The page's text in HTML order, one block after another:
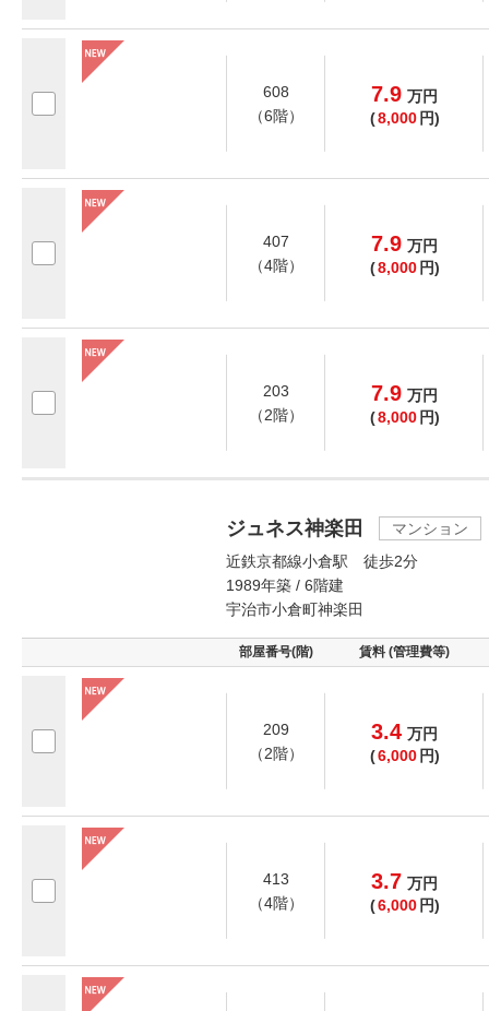
608
（6階）
7.9 万円
(8,000 円)
407
（4階）
7.9 万円
(8,000 円)
203
（2階）
7.9 万円
(8,000 円)
ジュネス神楽田
マンション
近鉄京都線小倉駅 徒歩2分
1989年築 / 6階建
宇治市小倉町神楽田
部屋番号(階) 賃料 (管理費等)
209
（2階）
3.4 万円
(6,000 円)
413
（4階）
3.7 万円
(6,000 円)